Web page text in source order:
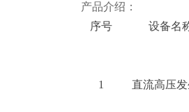
产品介绍：
序号
设备名
1 直流高压